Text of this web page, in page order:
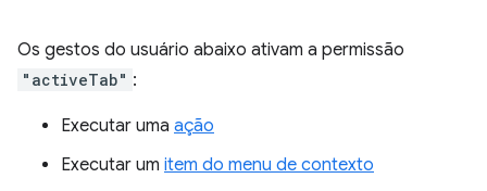
Os gestos do usuário abaixo ativam a permissão
"activeTab" :
Executar uma ação
Executar um item do menu de contexto